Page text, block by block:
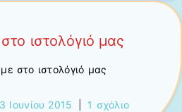
ιστολόγιό μας
στο ιστολόγιό μας
Ιουνίου 2015 1 σχόλιο